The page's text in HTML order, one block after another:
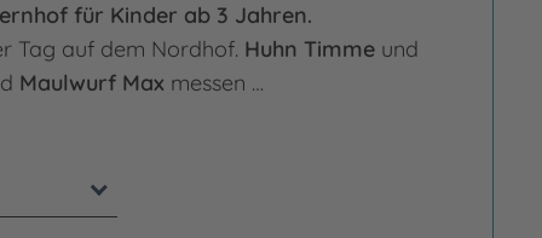
für Kinder ab 3 Jahren.
Tag auf dem Nordhof. Huhn Timmeund
Maulwurf Max messen …